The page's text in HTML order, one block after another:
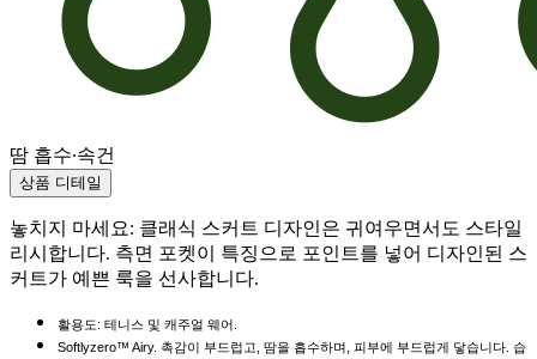
땀 흡수·속건
상품 디테일
놓치지 마세요: 클래식 스커트 디자인은 귀여우면서도 스타일
리시합니다. 측면 포켓이 특징으로 포인트를 넣어 디자인된 스
커트가 예쁜 룩을 선사합니다.
활용도: 테니스 및 캐주얼 웨어.
Softlyzero™ Airy. 촉감이 부드럽고, 땀을 흡수하며, 피부에 부드럽게 닿습니다. 습